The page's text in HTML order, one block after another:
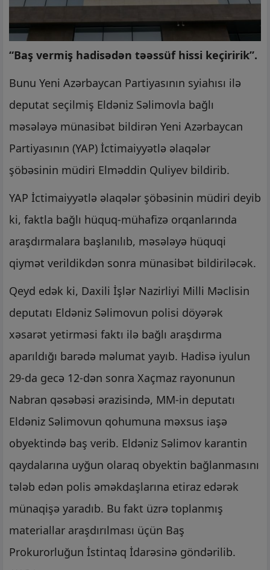
“Baş vermiş hadisədən təəssüf hissi keçiririk”.
Bunu Yeni Azərbaycan Partiyasının syiahısı ilə
deputat seçilmiş Eldəniz Səlimovla bağlı
məsələyə münasibət bildirən Yeni Azərbaycan
Partiyasının (YAP) İctimaiyyətlə əlaqələr
şöbəsinin müdiri Elməddin Quliyev bildirib.
YAP İctimaiyyətlə əlaqələr şöbəsinin müdiri deyib
ki, faktla bağlı hüquq-mühafizə orqanlarında
araşdırmalara başlanılıb, məsələyə hüquqi
qiymət verildikdən sonra münasibət bildiriləcək.
Qeyd edək ki, Daxili İşlər Nazirliyi Milli Məclisin
deputatı Eldəniz Səlimovun polisi döyərək
xəsarət yetirməsi faktı ilə bağlı araşdırma
aparıldığı barədə məlumat yayıb. Hadisə iyulun
29-da gecə 12-dən sonra Xaçmaz rayonunun
Nabran qəsəbəsi ərazisində, MM-in deputatı
Eldəniz Səlimovun qohumuna məxsus iaşə
obyektində baş verib. Eldəniz Səlimov karantin
qaydalarına uyğun olaraq obyektin bağlanmasını
tələb edən polis əməkdaşlarına etiraz edərək
münaqişə yaradıb. Bu fakt üzrə toplanmış
materiallar araşdırılması üçün Baş
Prokurorluğun İstintaq İdarəsinə göndərilib.